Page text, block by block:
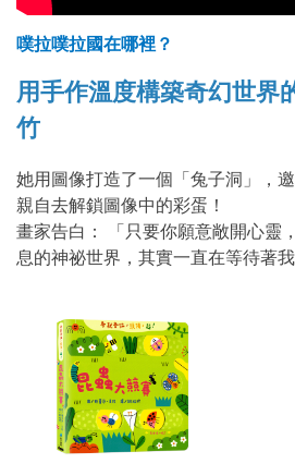
噗拉噗拉國在哪裡？
用手作溫度構築奇幻世
竹
她用圖像打造了一個「兔子洞」，
親自去解鎖圖像中的彩蛋！
畫家告白： 「只要你願意敞開心靈
息的神祕世界，其實一直在等待著我